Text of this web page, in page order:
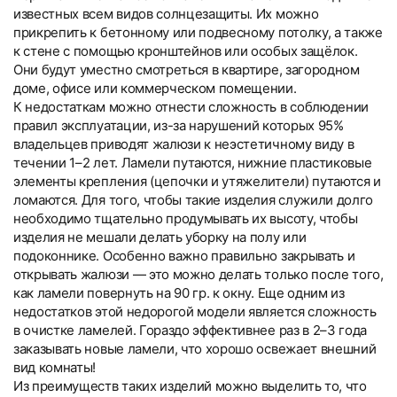
известных всем видов солнцезащиты. Их можно
прикрепить к бетонному или подвесному потолку, а также
к стене с помощью кронштейнов или особых защёлок.
Они будут уместно смотреться в квартире, загородном
доме, офисе или коммерческом помещении.
К недостаткам можно отнести сложность в соблюдении
правил эксплуатации, из-за нарушений которых 95%
владельцев приводят жалюзи к неэстетичному виду в
течении 1–2 лет. Ламели путаются, нижние пластиковые
элементы крепления (цепочки и утяжелители) путаются и
ломаются. Для того, чтобы такие изделия служили долго
необходимо тщательно продумывать их высоту, чтобы
изделия не мешали делать уборку на полу или
подоконнике. Особенно важно правильно закрывать и
открывать жалюзи — это можно делать только после того,
как ламели повернуть на 90 гр. к окну. Еще одним из
недостатков этой недорогой модели является сложность
в очистке ламелей. Гораздо эффективнее раз в 2–3 года
заказывать новые ламели, что хорошо освежает внешний
вид комнаты!
Из преимуществ таких изделий можно выделить то, что